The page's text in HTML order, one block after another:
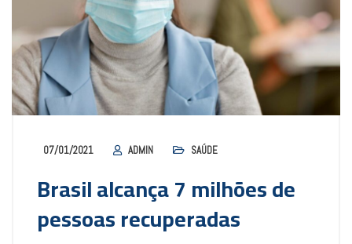
07/01/2021 ADMIN SAÚDE
Brasil alcança 7 milhões de
pessoas recuperadas